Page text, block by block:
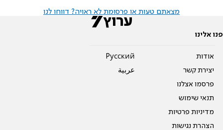
מצאתם טעות או פרסומת לא ראויה? דווחו לנו
פנו אלינו
אודות
יצירת קשר
פרסמו אצלנו
תנאי שימוש
מדיניות פרטיות
הצהרת נגישות
Pусский
عربية